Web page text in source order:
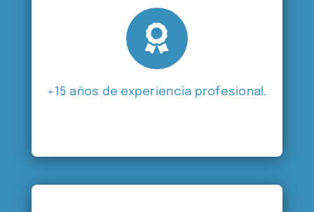
+15 años de experiencia profesional.